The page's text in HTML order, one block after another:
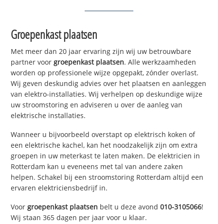
Groepenkast plaatsen
Met meer dan 20 jaar ervaring zijn wij uw betrouwbare
partner voorgroepenkast plaatsen. Alle werkzaamheden
worden op professionele wijze opgepakt, zónder overlast.
Wij geven deskundig advies over het plaatsen en aanleggen
van elektro-installaties. Wij verhelpen op deskundige wijze
uw stroomstoring en adviseren u over de aanleg van
elektrische installaties.
Wanneer u bijvoorbeeld overstapt op elektrisch koken of
een elektrische kachel, kan het noodzakelijk zijn om extra
groepen in uw meterkast te laten maken. De elektricien in
Rotterdam kan u eveneens met tal van andere zaken
helpen. Schakel bij een stroomstoring Rotterdam altijd een
ervaren elektriciensbedrijf in.
Voorgroepenkast plaatsen belt u deze avond010-3105066!
Wij staan 365 dagen per jaar voor u klaar.